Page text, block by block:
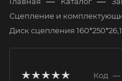
Сцепление и
Диск сцепления
Код —